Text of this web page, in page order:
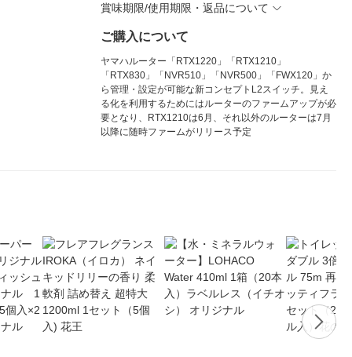
賞味期限/使用期限・返品について
ご購入について
ヤマハルーター「RTX1220」「RTX1210」
「RTX830」「NVR510」「NVR500」「FWX120」か
ら管理・設定が可能な新コンセプトL2スイッチ。見え
る化を利用するためにはルーターのファームアップが必
要となり、RTX1210は6月、それ以外のルーターは7月
以降に随時ファームがリリース予定